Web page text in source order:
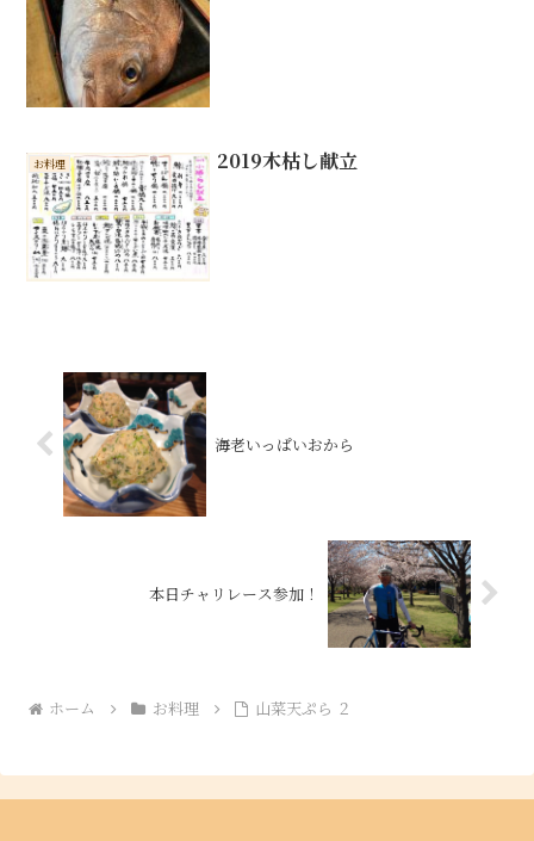
お料理 2019木枯し献立
海老いっぱいおから
本日チャリレース参加！
ホーム お料理 山菜天ぷら ２